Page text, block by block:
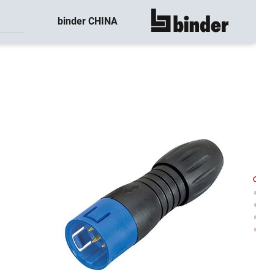
binder CHINA 显示所有